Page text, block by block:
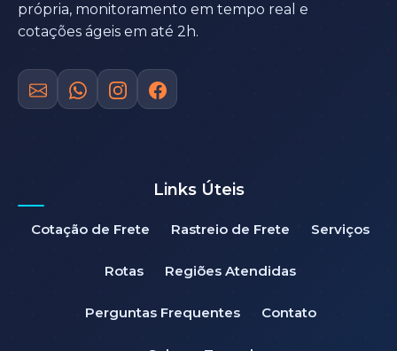
própria, monitoramento em tempo real e
cotações ágeis em até 2h.
Links Úteis
Cotação de Frete Rastreio de Frete Serviços
Rotas Regiões Atendidas
Perguntas Frequentes Contato